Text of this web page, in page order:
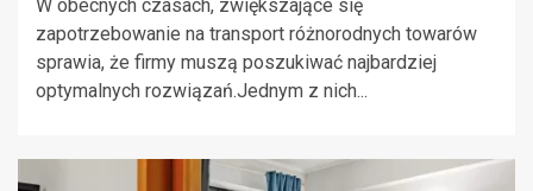
W obecnych czasach, zwiększające się
zapotrzebowanie na transport różnorodnych towarów
sprawia, że firmy muszą poszukiwać najbardziej
optymalnych rozwiązań.Jednym z nich...